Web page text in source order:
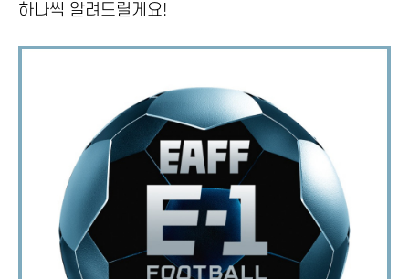
하나씩 알려드릴게요!